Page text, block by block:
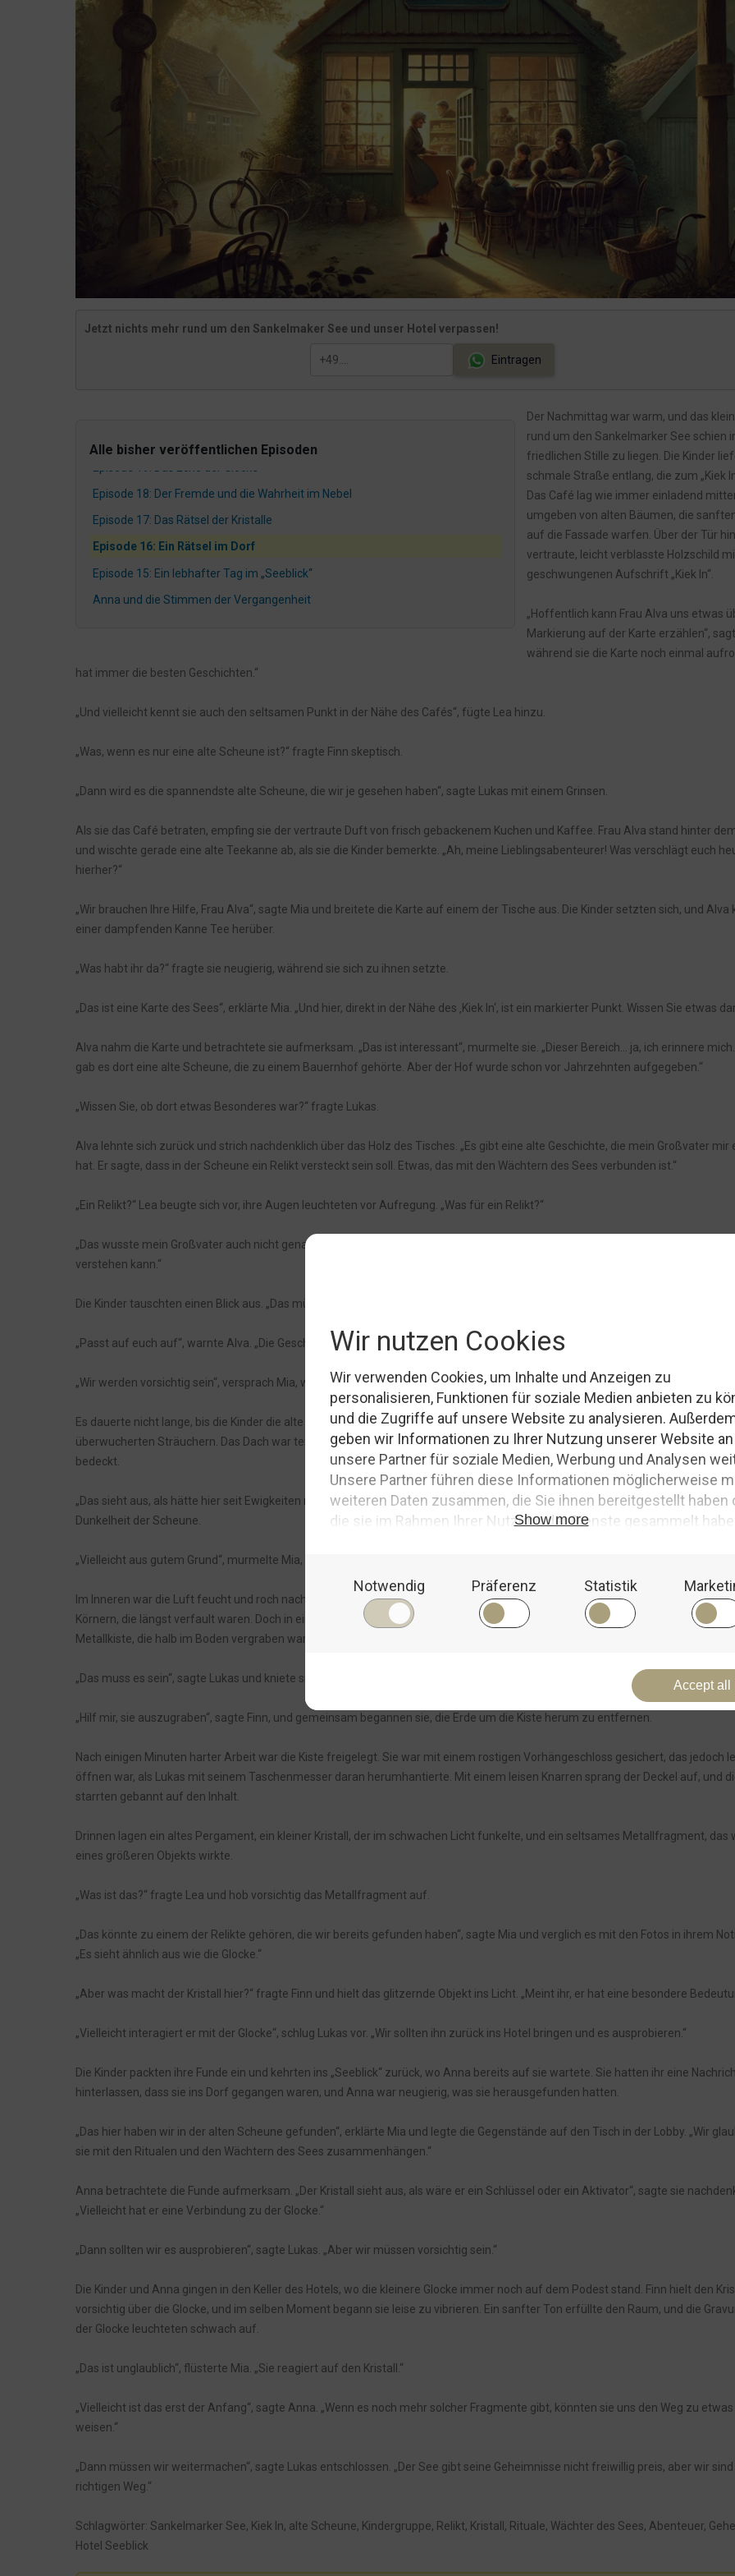
Jetzt nichts mehr rund um den Sankelmaker See und unser Hotel verpassen!
Eintragen
Alle bisher veröffentlichen Episoden
Episode 32: Ein Tag in Sankelmark
Episode 31: Das Geheimnis im Schilf
Episode 30: Zwischen Alltag und Ungewissheit
Was bisher geschah - was geschehen wird
Episode 29: Das Grollen aus der Tiefe
Episode 28: Das Echo aus der Tiefe
Episode 27: Ein spannender Alltag im Hotel Seeblick
Episode 26: Schatten über dem See
Episode 25: Das Grollen aus der Tiefe
Episode 24: Die Warnung aus der Tiefe
Zwischenerzählung: Anna und der Ruf des Seeblick
Episode 18: Der Fremde und die Wahrheit im Nebel
Episode 17: Das Rätsel der Kristalle
Episode 16: Ein Rätsel im Dorf
Episode 15: Ein lebhafter Tag im „Seeblick“
Anna und die Stimmen der Vergangenheit
Episode 12: Das Tagebuch des Fremden
Episode 11: Die Spur im Nebel
Episode 10: Der erste markierte Punkt
Episode 9: Annas Sorgen und neue Pläne
Episode 8: Das verborgene Zimmer
Episode 7: Die Akademie Sankelmark
Episode 5: Die Gravuren im Nebel
Episode 3: Symbole im Arnkielpark
Das Bullauge der Zeit
Der Nachmittag war warm, und das
rund um den Sankelmarker See schien
friedlichen Stille zu liegen. Die Kinder
schmale Straße entlang, die zum „Kiek
Das Café lag wie immer einladend
umgeben von alten Bäumen, die
auf die Fassade warfen. Über der Tür
vertraute, leicht verblasste Holzschild
geschwungenen Aufschrift „Kiek In“.
„Hoffentlich kann Frau Alva uns etwas
Markierung auf der Karte erzählen“,
während sie die Karte noch einmal
hat immer die besten Geschichten.“
„Und vielleicht kennt sie auch den seltsamen Punkt in der Nähe des Cafés“, fügte Lea hinzu.
„Was, wenn es nur eine alte Scheune ist?“ fragte Finn skeptisch.
„Dann wird es die spannendste alte Scheune, die wir je gesehen haben“, sagte Lukas mit einem Grinsen.
Als sie das Café betraten, empfing sie der vertraute Duft von frisch gebackenem Kuchen und Kaffee. Frau Alva stand hinter
und wischte gerade eine alte Teekanne ab, als sie die Kinder bemerkte. „Ah, meine Lieblingsabenteurer! Was verschlägt euch
hierher?“
„Wir brauchen Ihre Hilfe, Frau Alva“, sagte Mia und breitete die Karte auf einem der Tische aus. Die Kinder setzten sich, und Alva
einer dampfenden Kanne Tee herüber.
„Was habt ihr da?“ fragte sie neugierig, während sie sich zu ihnen setzte.
„Das ist eine Karte des Sees“, erklärte Mia. „Und hier, direkt in der Nähe des ‚Kiek In‘, ist ein markierter Punkt. Wissen Sie etwas
Alva nahm die Karte und betrachtete sie aufmerksam. „Das ist interessant“, murmelte sie. „Dieser Bereich… ja, ich erinnere
gab es dort eine alte Scheune, die zu einem Bauernhof gehörte. Aber der Hof wurde schon vor Jahrzehnten aufgegeben.“
„Wissen Sie, ob dort etwas Besonderes war?“ fragte Lukas.
Alva lehnte sich zurück und strich nachdenklich über das Holz des Tisches. „Es gibt eine alte Geschichte, die mein Großvater mir
hat. Er sagte, dass in der Scheune ein Relikt versteckt sein soll. Etwas, das mit den Wächtern des Sees verbunden ist.“
„Ein Relikt?“ Lea beugte sich vor, ihre Augen leuchteten vor Aufregung. „Was für ein Relikt?“
„Das wusste mein Großvater auch nicht genau“, sagte Alva. „Aber er hat immer gesagt, dass es ein Geheimnis bewahrt, das nicht
verstehen kann.“
Die Kinder tauschten einen Blick aus. „Das müssen wir uns ansehen“, sagte Lukas entschlossen.
„Passt auf euch auf“, warnte Alva. „Die Geschichte mag alt sein, aber manche Geheimnisse sind gefährlicher, als sie scheinen.“
„Wir werden vorsichtig sein“, versprach Mia, während sie ihre Sachen zusammenpackten.
Es dauerte nicht lange, bis die Kinder die alte Scheune fanden. Sie lag am Rand des Dorfes, versteckt hinter hohen Bäumen und
überwucherten Sträuchern. Das Dach war teilweise eingestürzt, und die Holzbretter an den Wänden waren verwittert und mit
bedeckt.
„Das sieht aus, als hätte hier seit Ewigkeiten niemand mehr etwas angerührt“, sagte Finn und leuchtete mit seiner Taschenlampe
Dunkelheit der Scheune.
„Vielleicht aus gutem Grund“, murmelte Mia, während sie vorsichtig die Tür aufdrückte.
Im Inneren war die Luft feucht und roch nach altem Holz und Erde. Auf dem Boden lagen zerbrochene Werkzeuge und alte
Körnern, die längst verfault waren. Doch in einer Ecke entdeckten die Kinder etwas, das ihre Aufmerksamkeit sofort fesselte:
Metallkiste, die halb im Boden vergraben war.
„Das muss es sein“, sagte Lukas und kniete sich hin, um die Kiste genauer zu betrachten.
„Hilf mir, sie auszugraben“, sagte Finn, und gemeinsam begannen sie, die Erde um die Kiste herum zu entfernen.
Nach einigen Minuten harter Arbeit war die Kiste freigelegt. Sie war mit einem rostigen Vorhängeschloss gesichert, das jedoch
öffnen war, als Lukas mit seinem Taschenmesser daran herumhantierte. Mit einem leisen Knarren sprang der Deckel auf, und
starrten gebannt auf den Inhalt.
Drinnen lagen ein altes Pergament, ein kleiner Kristall, der im schwachen Licht funkelte, und ein seltsames Metallfragment, das
eines größeren Objekts wirkte.
„Was ist das?“ fragte Lea und hob vorsichtig das Metallfragment auf.
„Das könnte zu einem der Relikte gehören, die wir bereits gefunden haben“, sagte Mia und verglich es mit den Fotos in ihrem
„Es sieht ähnlich aus wie die Glocke.“
„Aber was macht der Kristall hier?“ fragte Finn und hielt das glitzernde Objekt ins Licht. „Meint ihr, er hat eine besondere
„Vielleicht interagiert er mit der Glocke“, schlug Lukas vor. „Wir sollten ihn zurück ins Hotel bringen und es ausprobieren.“
Die Kinder packten ihre Funde ein und kehrten ins „Seeblick“ zurück, wo Anna bereits auf sie wartete. Sie hatten ihr eine
hinterlassen, dass sie ins Dorf gegangen waren, und Anna war neugierig, was sie herausgefunden hatten.
„Das hier haben wir in der alten Scheune gefunden“, erklärte Mia und legte die Gegenstände auf den Tisch in der Lobby. „Wir
sie mit den Ritualen und den Wächtern des Sees zusammenhängen.“
Anna betrachtete die Funde aufmerksam. „Der Kristall sieht aus, als wäre er ein Schlüssel oder ein Aktivator“, sagte sie
„Vielleicht hat er eine Verbindung zu der Glocke.“
„Dann sollten wir es ausprobieren“, sagte Lukas. „Aber wir müssen vorsichtig sein.“
Die Kinder und Anna gingen in den Keller des Hotels, wo die kleinere Glocke immer noch auf dem Podest stand. Finn hielt den
vorsichtig über die Glocke, und im selben Moment begann sie leise zu vibrieren. Ein sanfter Ton erfüllte den Raum, und die
der Glocke leuchteten schwach auf.
„Das ist unglaublich“, flüsterte Mia. „Sie reagiert auf den Kristall.“
„Vielleicht ist das erst der Anfang“, sagte Anna. „Wenn es noch mehr solcher Fragmente gibt, könnten sie uns den Weg zu
weisen.“
„Dann müssen wir weitermachen“, sagte Lukas entschlossen. „Der See gibt seine Geheimnisse nicht freiwillig preis, aber wir
richtigen Weg.“
Schlagwörter: Sankelmarker See, Kiek In, alte Scheune, Kindergruppe, Relikt, Kristall, Rituale, Wächter des Sees, Abenteuer,
Hotel Seeblick